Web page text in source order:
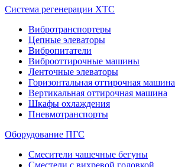
Система регенерации ХТС
Вибротранспортеры
Цепные элеваторы
Вибропитатели
Виброоттирочные машины
Ленточные элеваторы
Горизонтальная оттирочная машина
Вертикальная оттирочная машина
Шкафы охлаждения
Пневмотранспорты
Оборудование ПГС
Смесители чашечные бегуны
Сместели с вихревой головкой